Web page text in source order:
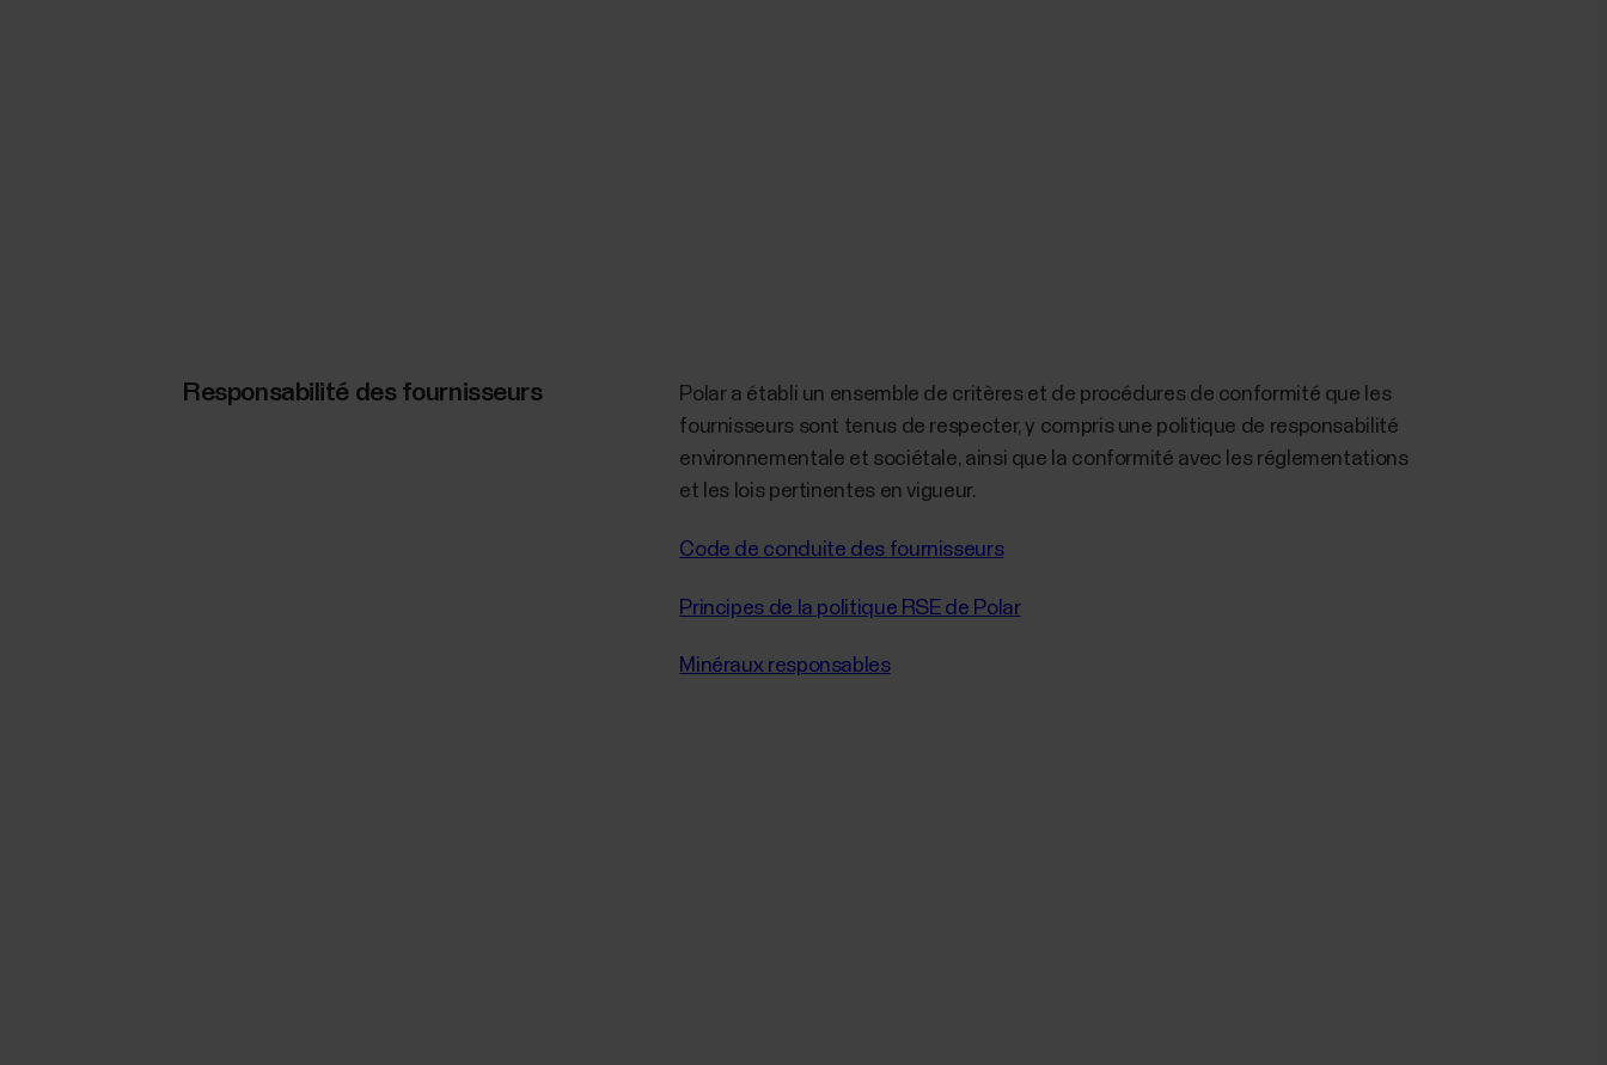
Responsabilité des fournisseurs
Polar a établi un ensemble de critères et de procédures de conformité que les
fournisseurs sont tenus de respecter, y compris une politique de responsabilité
environnementale et sociétale, ainsi que la conformité avec les réglementations
et les lois pertinentes en vigueur.
Code de conduite des fournisseurs
Principes de la politique RSE de Polar
Minéraux responsables